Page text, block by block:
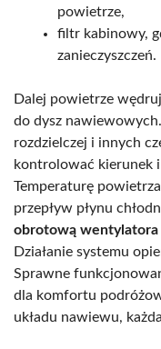
powietrze,
filtr kabinowy,
zanieczyszczeń.
Dalej powietrze
do dysz
rozdzielczej i innych
kontrolować kierunek
Temperaturę
przepływ płynu
obrotową wentylatora
Działanie systemu
Sprawne
dla komfortu
układu nawiewu,